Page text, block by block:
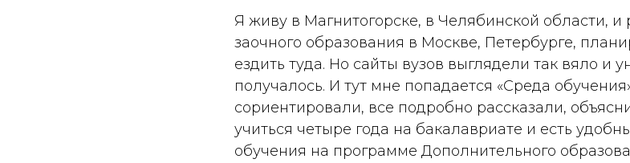
Я живу в Магнитогорске, в Челябинской области,
заочного образования в Москве, Петербурге,
ездить туда. Но сайты вузов выглядели так вяло и
получалось. И тут мне попадается «Среда
сориентировали, все подробно рассказали,
учиться четыре года на бакалавриате и есть
обучения на программе Дополнительного